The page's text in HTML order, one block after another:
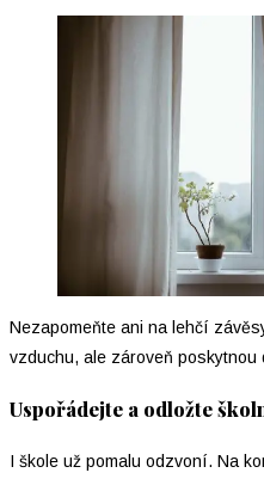
Nezapomeňte ani na lehčí
vzduchu, ale zároveň poskytnou
Uspořádejte a odložte
I škole už pomalu odzvoní. Na